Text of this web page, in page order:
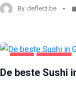
By deflect.be
De beste Sushi